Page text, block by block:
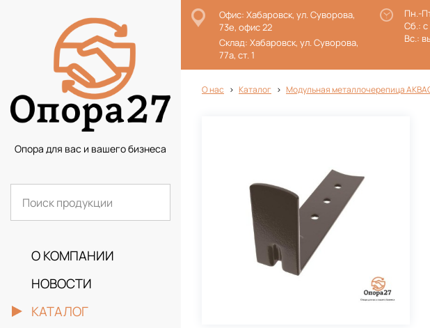
Опора для вас и вашего бизнеса
О КОМПАНИИ
НОВОСТИ
КАТАЛОГ
Офис: Хабаровск, ул. Суворова,
73е, офис 22
Склад: Хабаровск, ул. Суворова,
77а, ст. 1
Пн.-
Сб.: с
Вс.:
О нас Каталог Модульная металлочерепица